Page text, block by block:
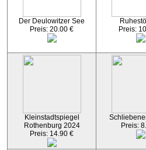
Der Deulowitzer See
Preis: 20.00 €
Preis:
Kleinstadtspiegel
Rothenburg 2024
Preis: 14.90 €
Preis: